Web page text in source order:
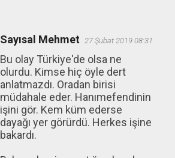
Sayısal Mehmet 27 Şubat 2019 08:31
Bu olay Türkiye'de olsa ne
olurdu. Kimse hiç öyle dert
anlatmazdı. Oradan birisi
müdahale eder. Hanımefendinin
işini gör. Kem küm ederse
dayağı yer görürdü. Herkes işine
bakardı.